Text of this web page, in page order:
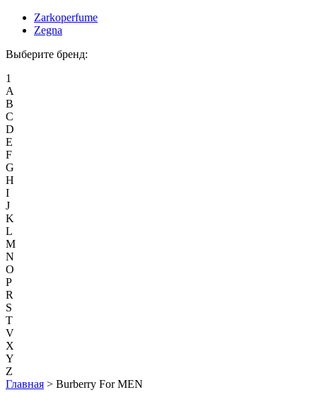
Zarkoperfume
Zegna
Выберите бренд:
1
A
B
C
D
E
F
G
H
I
J
K
L
M
N
O
P
R
S
T
V
X
Y
Z
Главная > Burberry For MEN